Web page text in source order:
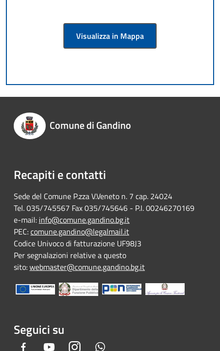
Visualizza in Mappa
Comune di Gandino
Recapiti e contatti
Sede del Comune P.zza V.Veneto n. 7 cap. 24024
Tel. 035/745567 Fax 035/745646 - P.I. 00246270169
e-mail: info@comune.gandino.bg.it
PEC:comune.gandino@legalmail.it
Codice Univoco di fatturazione UF98J3
Per segnalazioni relative a questo
sito:webmaster@comune.gandino.bg.it
Seguici su
Facebook YoutubeInstagram